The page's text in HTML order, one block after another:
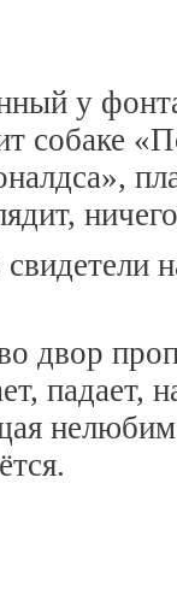
у
собаке
двор
падает,